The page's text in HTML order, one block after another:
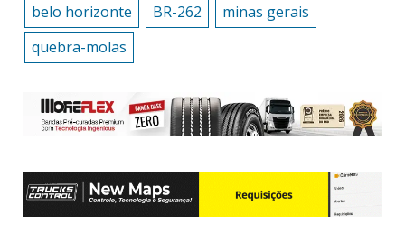
belo horizonte
BR-262
minas gerais
quebra-molas